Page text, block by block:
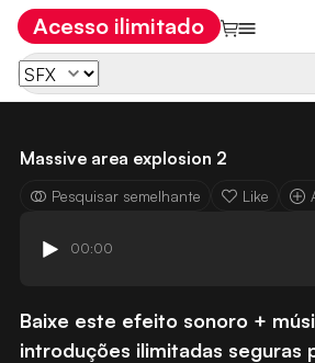
Acesso ilimitado
Massive area explosion 2
Pesquisar semelhante Like
00:00
Baixe este efeito sonoro +
introduções ilimitadas seguras